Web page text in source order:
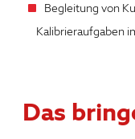
Begleitung von
Kalibrieraufgaben
Das